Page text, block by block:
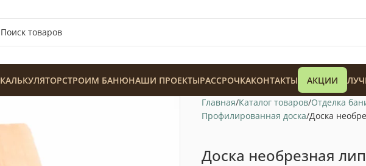
КАЛЬКУЛЯТОРСТРОИМ БАНЮНАШИ ПРОЕКТЫРАССРОЧКАКОНТАКТЫ АКЦИИ
Главная Каталог товаров Отделка
Профилированная доска Доска
Доска необрезная